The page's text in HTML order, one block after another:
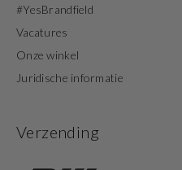
#YesBrandfield
Vacatures
Onze winkel
Juridische informatie
Verzending